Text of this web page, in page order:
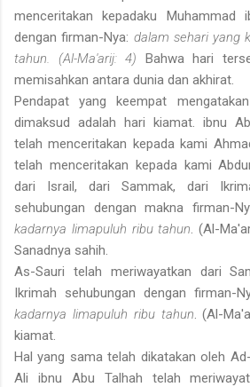
menceritakan kepadaku Muhammad
dengan firman-Nya: dalam sehari yang
tahun. (Al-Ma'arij: 4) Bahwa hari
memisahkan antara dunia dan akhirat.
Pendapat yang keempat
dimaksud adalah hari kiamat. ibnu
telah menceritakan kepada kami
telah menceritakan kepada kami
dari Israil, dari Sammak, dari
sehubungan dengan makna firman-
kadarnya limapuluh ribu tahun . (Al-
Sanadnya sahih.
As-Sauri telah meriwayatkan dari
Ikrimah sehubungan dengan firman-
kadarnya limapuluh ribu tahun . (Al-
kiamat.
Hal yang sama telah dikatakan oleh
Ali ibnu Abu Talhah telah